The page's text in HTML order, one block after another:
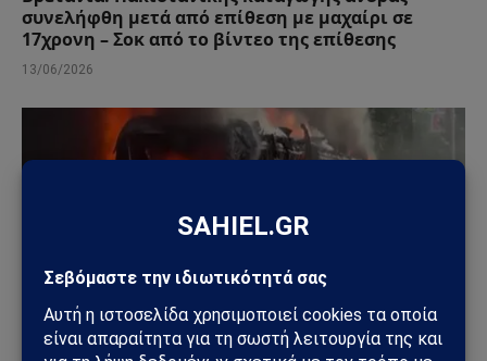
συνελήφθη μετά από επίθεση με μαχαίρι σε
17χρονη – Σοκ από το βίντεο της επίθεσης
13/06/2026